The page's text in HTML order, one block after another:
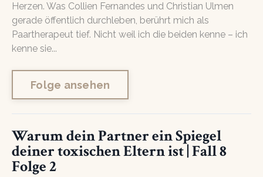
Herzen. Was Collien Fernandes und Christian Ulmen
gerade öffentlich durchleben, berührt mich als
Paartherapeut tief. Nicht weil ich die beiden kenne – ich
kenne sie...
Folge ansehen
Warum dein Partner ein Spiegel
deiner toxischen Eltern ist | Fall 8
Folge 2